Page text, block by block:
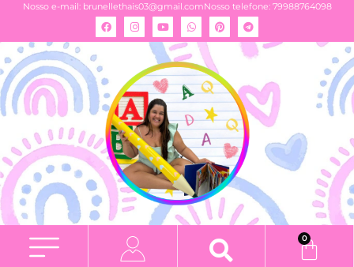
Nosso e-mail: brunellethais03@gmail.comNosso telefone: 79988764098
0